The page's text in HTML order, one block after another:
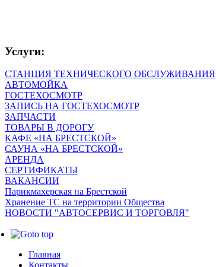
Услуги:
СТАНЦИЯ ТЕХНИЧЕСКОГО ОБСЛУЖИВАНИЯ
АВТОМОЙКА
ГОСТЕХОСМОТР
ЗАПИСЬ НА ГОСТЕХОСМОТР
ЗАПЧАСТИ
ТОВАРЫ В ДОРОГУ
КАФЕ «НА БРЕСТСКОЙ»
САУНА «НА БРЕСТСКОЙ»
АРЕНДА
СЕРТИФИКАТЫ
ВАКАНСИИ
Парикмахерская на Брестской
Хранение ТС на территории Общества
НОВОСТИ "АВТОСЕРВИС И ТОРГОВЛЯ"
Главная